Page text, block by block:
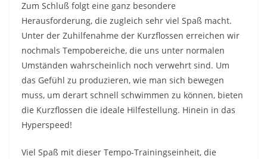
Zum Schluß folgt eine ganz besondere
Herausforderung, die zugleich sehr viel Spaß macht.
Unter der Zuhilfenahme der Kurzflossen erreichen wir
nochmals Tempobereiche, die uns unter normalen
Umständen wahrscheinlich noch verwehrt sind. Um
das Gefühl zu produzieren, wie man sich bewegen
muss, um derart schnell schwimmen zu können, bieten
die Kurzflossen die ideale Hilfestellung. Hinein in das
Hyperspeed!
Viel Spaß mit dieser Tempo-Trainingseinheit, die